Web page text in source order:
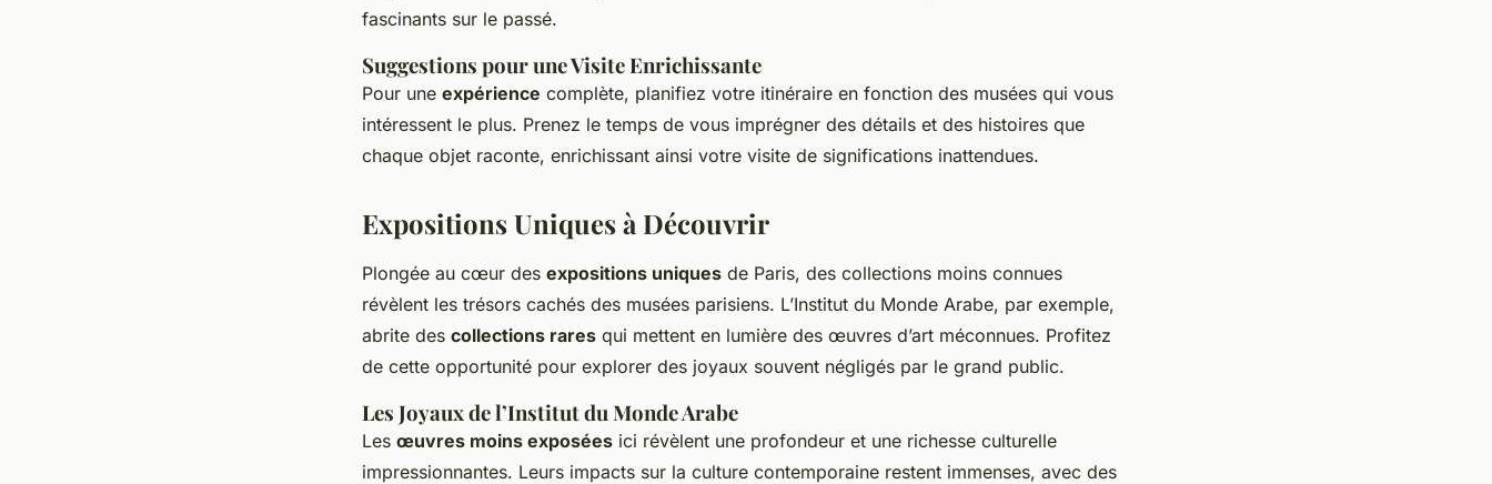
fascinants sur le passé.
Suggestions pour une Visite Enrichissante
Pour une expérience complète, planifiez votre itinéraire en fonction des musées qui vous
intéressent le plus. Prenez le temps de vous imprégner des détails et des histoires que
chaque objet raconte, enrichissant ainsi votre visite de significations inattendues.
Expositions Uniques à Découvrir
Plongée au cœur des expositions uniques de Paris, des collections moins connues
révèlent les trésors cachés des musées parisiens. L’Institut du Monde Arabe, par exemple,
abrite des collections rares qui mettent en lumière des œuvres d’art méconnues. Profitez
de cette opportunité pour explorer des joyaux souvent négligés par le grand public.
Les Joyaux de l’Institut du Monde Arabe
Les œuvres moins exposées ici révèlent une profondeur et une richesse culturelle
impressionnantes. Leurs impacts sur la culture contemporaine restent immenses, avec des